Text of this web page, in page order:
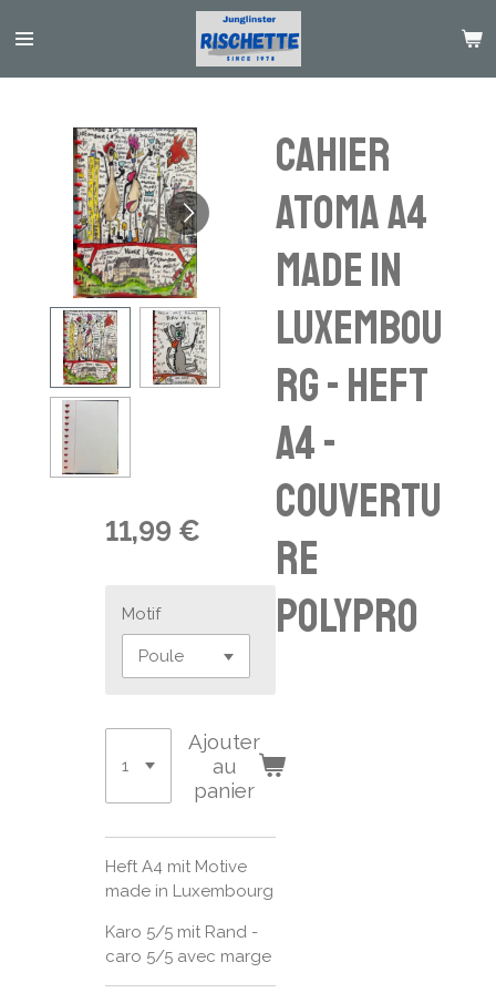
au
Cahier
Atoma A4
Made in
Luxembou
rg - Heft
A4 -
couvertu
re
polypro
11,99 €
Motif
Ajouter
au
panier
Heft A4 mit Motive
made in Luxembourg
Karo 5/5 mit Rand -
caro 5/5 avec marge